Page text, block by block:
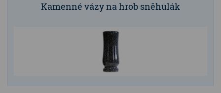
Kamenné vázy na hrob sněhulák